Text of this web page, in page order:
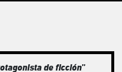
de ficción”